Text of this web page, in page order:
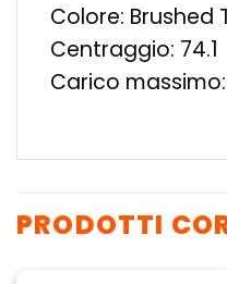
Colore: Brushed
Centraggio: 74.1
Carico
PRODOTTI